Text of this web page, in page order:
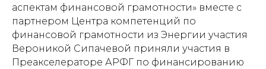
аспектам финансовой грамотности» вместе с
партнером Центра компетенций по
финансовой грамотности из Энергии участия
Вероникой Сипачевой приняли участия в
Преакселераторе АРФГ по финансированию